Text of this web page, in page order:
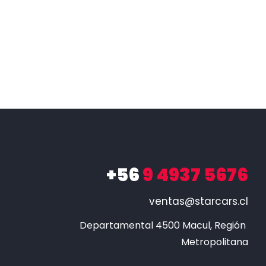
+569 4937 5676
ventas@starcars.cl
Departamental 4500 Macul, Región
Metropolitana